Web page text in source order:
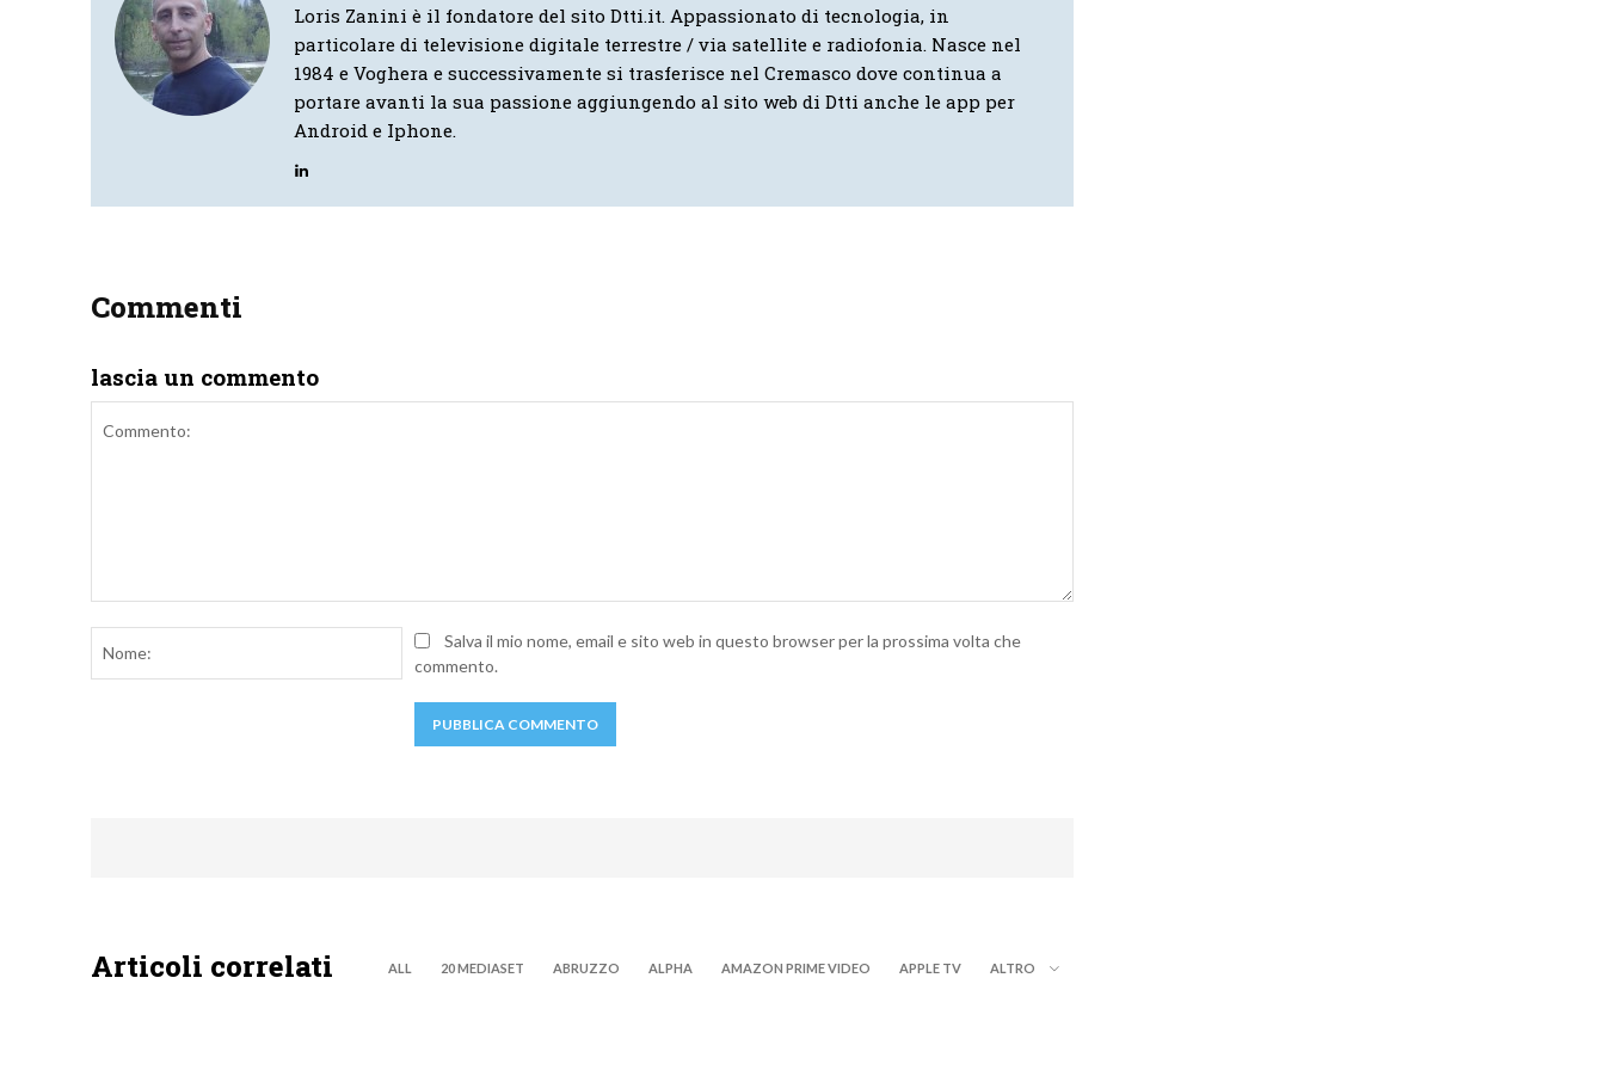
Loris Zanini è il fondatore del sito Dtti.it. Appassionato di tecnologia, in
particolare di televisione digitale terrestre / via satellite e radiofonia. Nasce nel
1984 e Voghera e successivamente si trasferisce nel Cremasco dove continua a
portare avanti la sua passione aggiungendo al sito web di Dtti anche le app per
Android e Iphone.
Commenti
lascia un commento
Nome:Salva il mio nome, email e sito web in questo browser per la prossima volta che
commento.
Articoli correlati ALL 20 MEDIASET ABRUZZO ALPHA AMAZON PRIME VIDEO APPLE TV ALTRO